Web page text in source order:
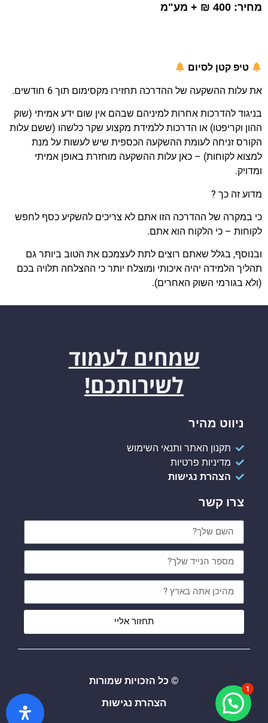
מחיר: 400 ₪ + מע"מ
טיפ קטן לסיום
את עלות ההשקעה של ההדרכה תחזירו מקסימום תוך 6 חודשים.
בניגוד להדרכות אחרות למיניהם שבהם אין שום ידע אמיתי (שוק
ההון וקריפטו) או הדרכות ללמידת מקצוע שקר כלשהו (ששם עלות
הקורס זניחה לעומת ההשקעה הכספית שיש לעשות על מנת
למצוא לקוחות) – כאן עלות ההשקעה מוחזרת באופן אמיתי
ומדויק.
מדוע זה כך ?
כי במקרה של ההדרכה הזו אתם לא צריכים להשקיע כסף לחפש
לקוחות – כי הלקוח הוא אתם.
ובנוסף, בגלל שאתם רוצים לתת לעצמכם את הטוב ביותר גם
תהליך הלמידה יהיה איכותי ומוצלח יותר כי ההצלחה תלויה בכם
(ולא בגורמי השוק האחרים).
שמחים לעמוד
לשירותכם!
ניווט מהיר
תקנון האתר ותנאי השימוש
מדיניות פרטיות
הצהרת נגישות
צרו קשר
תחזור אליי
© כל הזכויות שמורות
הצהרת נגישות
1